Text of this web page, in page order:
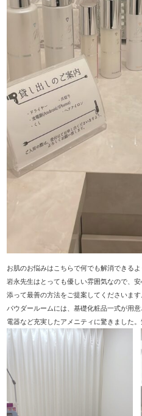
お肌のお悩みはこちらで何でも解消できる
岩永先生はとっても優しい雰囲気なので、
添って最善の方法をご提案してくださいます
パウダールームには、基礎化粧品一式が用
電器など充実したアメニティに驚きました